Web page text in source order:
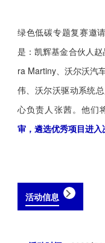
绿色低碳专题复赛邀
是：凯辉基金合伙人
ra Martiny、沃尔沃汽
伟、沃尔沃驱动系统
心负责人张茜。他们
审，遴选优秀项目进入
活动信息